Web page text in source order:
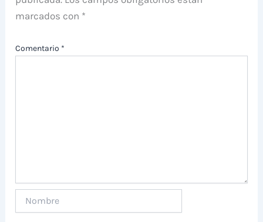
marcados con *
Comentario *